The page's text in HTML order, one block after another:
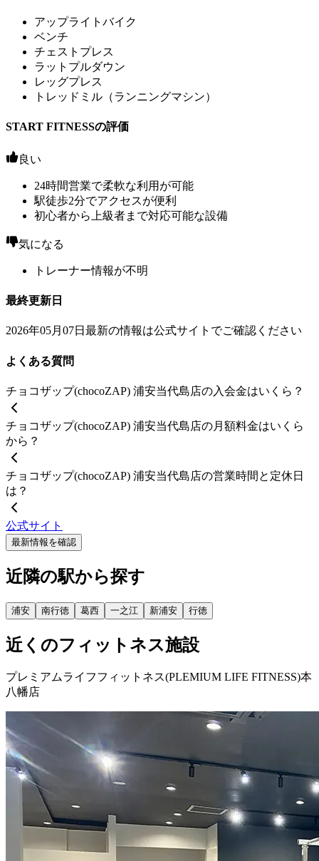
アップライトバイク
ベンチ
チェストプレス
ラットプルダウン
レッグプレス
トレッドミル（ランニングマシン）
START FITNESSの評価
良い
24時間営業で柔軟な利用が可能
駅徒歩2分でアクセスが便利
初心者から上級者まで対応可能な設備
気になる
トレーナー情報が不明
最終更新日
2026年05月07日 最新の情報は公式サイトでご確認ください
よくある質問
チョコザップ(chocoZAP) 浦安当代島店の入会金はいくら？
チョコザップ(chocoZAP) 浦安当代島店の月額料金はいくら
から？
チョコザップ(chocoZAP) 浦安当代島店の営業時間と定休日
は？
公式サイト
最新情報を確認
近隣の駅から探す
浦安 南行徳 葛西 一之江 新浦安 行徳
近くのフィットネス施設
プレミアムライフフィットネス(PLEMIUM LIFE FITNESS)本
八幡店